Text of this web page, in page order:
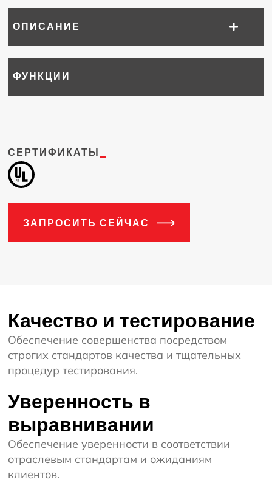
ОПИСАНИЕ
ФУНКЦИИ
СЕРТИФИКАТЫ_
ЗАПРОСИТЬ СЕЙЧАС
Качество и тестирование
Обеспечение совершенства посредством
строгих стандартов качества и тщательных
процедур тестирования.
Уверенность в
выравнивании
Обеспечение уверенности в соответствии
отраслевым стандартам и ожиданиям
клиентов.